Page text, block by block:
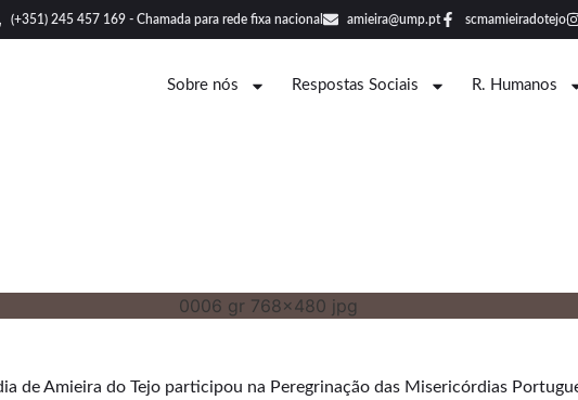
(+351) 245 457 169 - Chamada para rede fixa nacional amieira@ump.pt scmamieiradotejo
Sobre nós Respostas Sociais R. Humanos
de Amieira do Tejo participou na Peregrinação das Misericórdias